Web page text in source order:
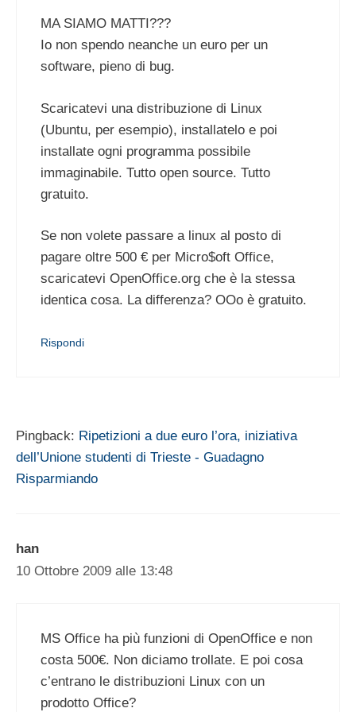
MA SIAMO MATTI???
Io non spendo neanche un euro per un
software, pieno di bug.
Scaricatevi una distribuzione di Linux
(Ubuntu, per esempio), installatelo e poi
installate ogni programma possibile
immaginabile. Tutto open source. Tutto
gratuito.
Se non volete passare a linux al posto di
pagare oltre 500 € per Micro$oft Office,
scaricatevi OpenOffice.org che è la stessa
identica cosa. La differenza? OOo è gratuito.
Rispondi
Pingback: Ripetizioni a due euro l’ora, iniziativa
dell’Unione studenti di Trieste - Guadagno
Risparmiando
han
10 Ottobre 2009 alle 13:48
MS Office ha più funzioni di OpenOffice e non
costa 500€. Non diciamo trollate. E poi cosa
c’entrano le distribuzioni Linux con un
prodotto Office?